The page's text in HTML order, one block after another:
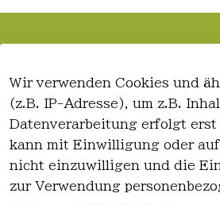
Wir verwenden Cookies und
(z.B. IP-Adresse), um z.B.
Datenverarbeitung erfolgt
kann mit Einwilligung oder
nicht einzuwilligen und die
zur Verwendung
AGB
Impressum
Datenschutzerklärung
Widerrufsrecht